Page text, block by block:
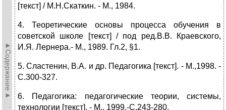
►Содержание►
[текст] / М.Н.Скаткин. - М., 1984.
4. Теоретические основы процесса обучения в
советской школе [текст] / под ред.В.В. Краевского,
И.Я. Лернера.- М., 1989. Гл.2, §1.
5. Сластенин, В.А. и др. Педагогика [текст]. - М.,1998. -
С.300-327.
6. Педагогика: педагогические теории, системы,
технологии [текст]. - М., 1999.-С.243-280.